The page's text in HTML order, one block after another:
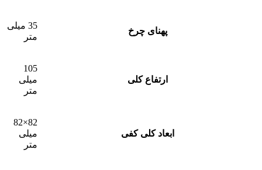
پهنای چرخ
35 میلی
متر
ارتفاع کلی
105
میلی
متر
ابعاد کلی کفی
82×82
میلی
متر